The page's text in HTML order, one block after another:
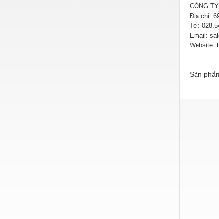
CÔNG
Địa chỉ:
Tel:
Email:
Website:
Sản